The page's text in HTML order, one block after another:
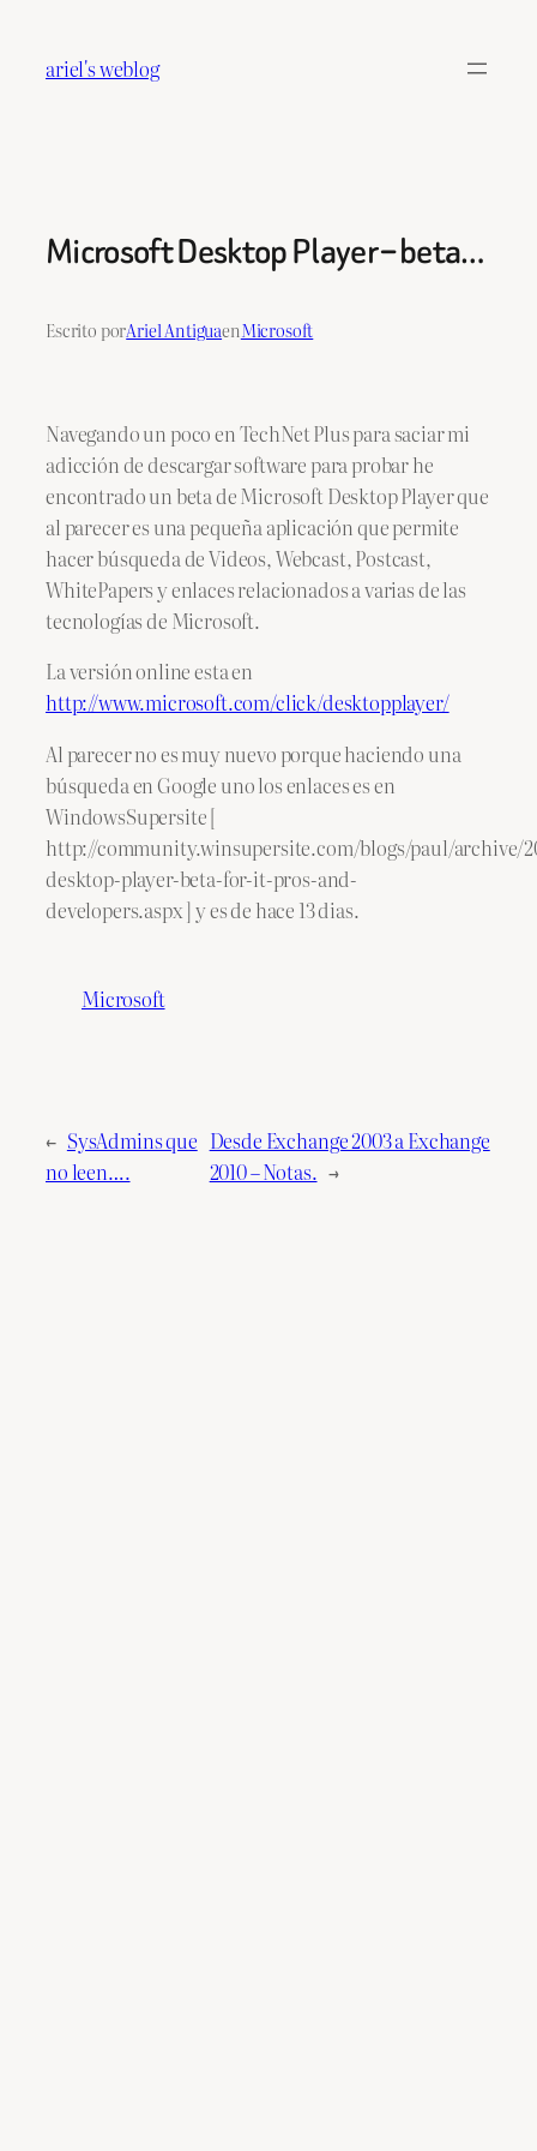
contenido
ariel's weblog
Microsoft Desktop Player – beta…
Escrito porAriel AntiguaenMicrosoft
Navegando un poco en TechNet Plus para saciar mi
adicción de descargar software para probar he
encontrado un beta de Microsoft Desktop Player que
al parecer es una pequeña aplicación que permite
hacer búsqueda de Videos, Webcast, Postcast,
WhitePapers y enlaces relacionados a varias de las
tecnologías de Microsoft.
La versión online esta en
http://www.microsoft.com/click/desktopplayer/
Al parecer no es muy nuevo porque haciendo una
búsqueda en Google uno los enlaces es en
WindowsSupersite [
http://community.winsupersite.com/blogs/paul/archive/
desktop-player-beta-for-it-pros-and-
developers.aspx ] y es de hace 13 dias.
Microsoft
← SysAdmins que
no leen….
Desde Exchange 2003 a Exchange
2010 – Notas. →